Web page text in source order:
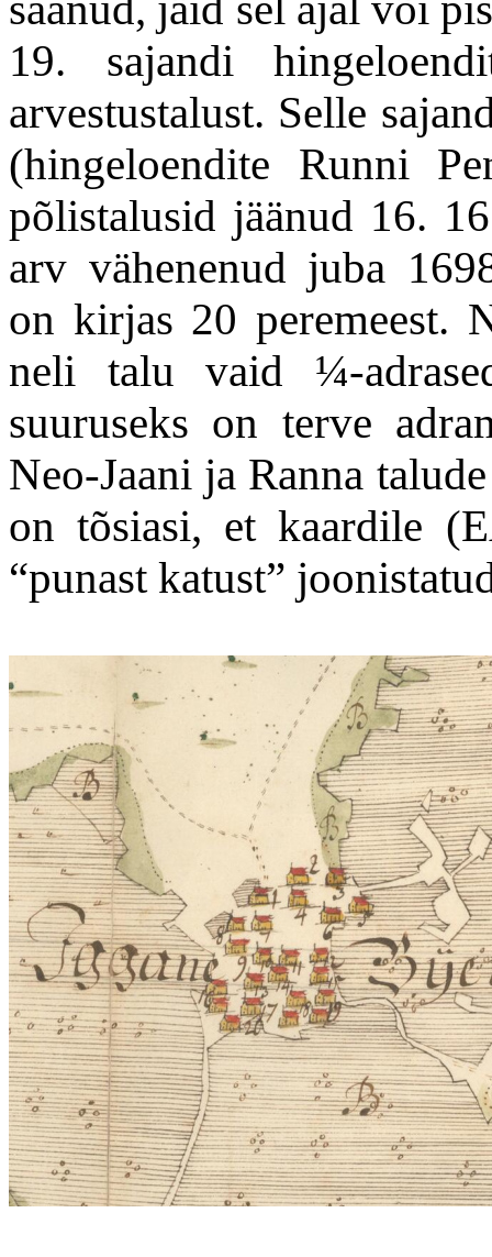
19. sajandi
arvestustalust. Selle
(hingeloendite Runni
põlistalusid jäänud 16.
arv vähenenud juba
on kirjas 20 peremeest.
neli talu vaid ¼-
suuruseks on terve
Neo-Jaani ja Ranna
on tõsiasi, et kaardile
“punast katust”